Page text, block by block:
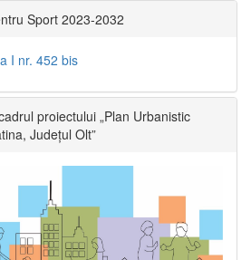
Sport 2023-2032
I nr. 452 bis
proiectului „Plan Urbanistic
Județul Olt”